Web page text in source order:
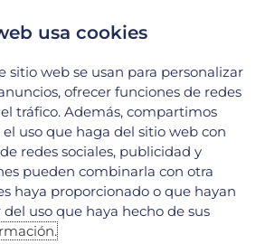
complejas. Hoy
usa cookies
sitio web se usan para personalizar
ofrecer funciones de redes
tráfico. Además, compartimos
uso que haga del sitio web con
redes sociales, publicidad y
pueden combinarla con otra
haya proporcionado o que hayan
uso que haya hecho de sus